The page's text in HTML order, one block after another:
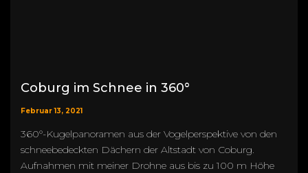
Coburg im Schnee in 360°
Februar 13, 2021
360°-Kugelpanoramen aus der Vogelperspektive von den
schneebedeckten Dächern der Altstadt von Coburg.
Aufnahmen mit meiner Drohne aus bis zu 100 m Höhe